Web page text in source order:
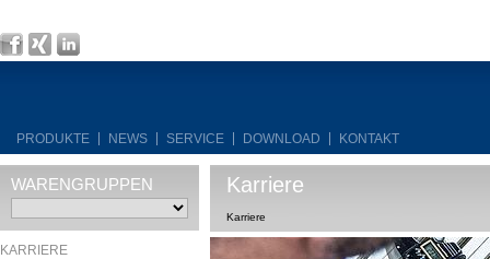
PRODUKTE NEWS SERVICE DOWNLOAD KONTAKT
WARENGRUPPEN
KARRIERE
Karriere
Karriere